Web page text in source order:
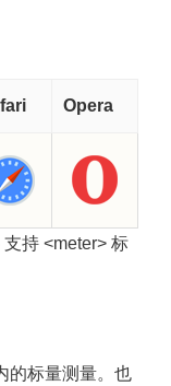
Opera
持 <meter> 标
的标量测量。也